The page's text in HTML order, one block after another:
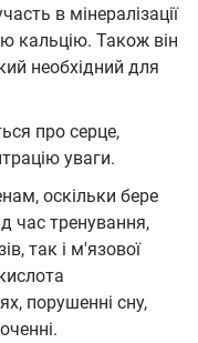
в мінералізації
кальцію. Також він
необхідний для
про серце,
уваги.
оскільки бере
час тренування,
так і м'язової
порушенні сну,